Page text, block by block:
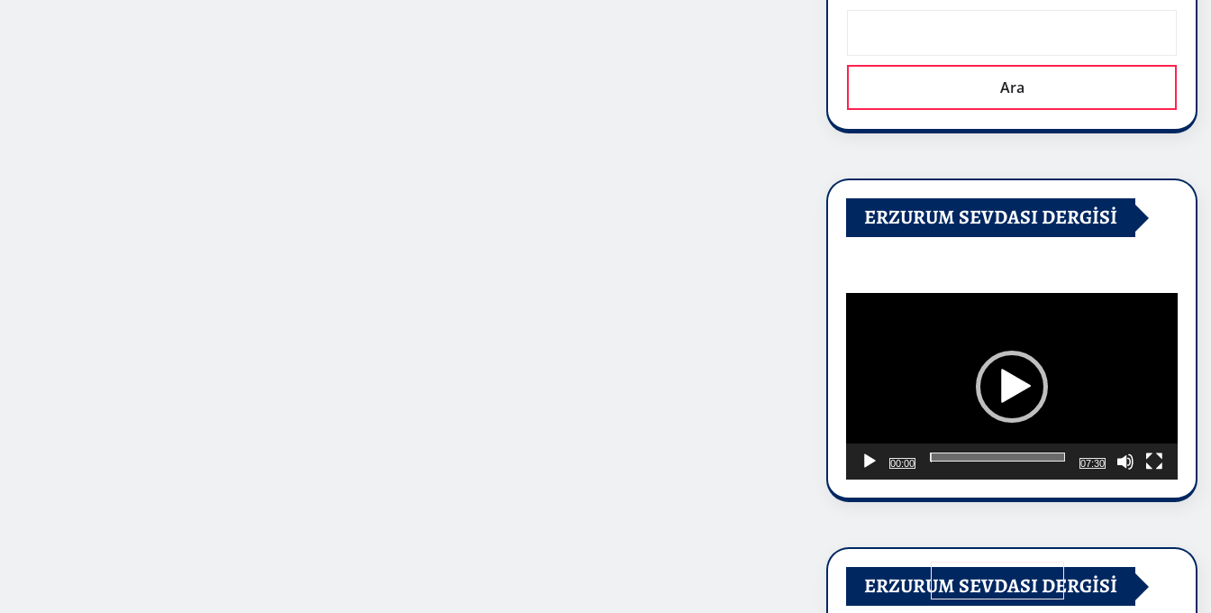
Ara
ERZURUM SEVDASI DERGİSİ
00:00 07:30
ERZURUM SEVDASI DERGİSİ